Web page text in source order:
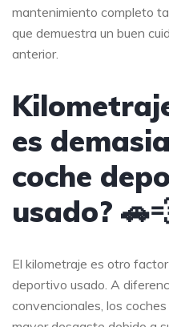
mantenimiento completo
que demuestra un buen
anterior.
es
coche
usado?
El kilometraje es otro
deportivo usado. A
convencionales, los